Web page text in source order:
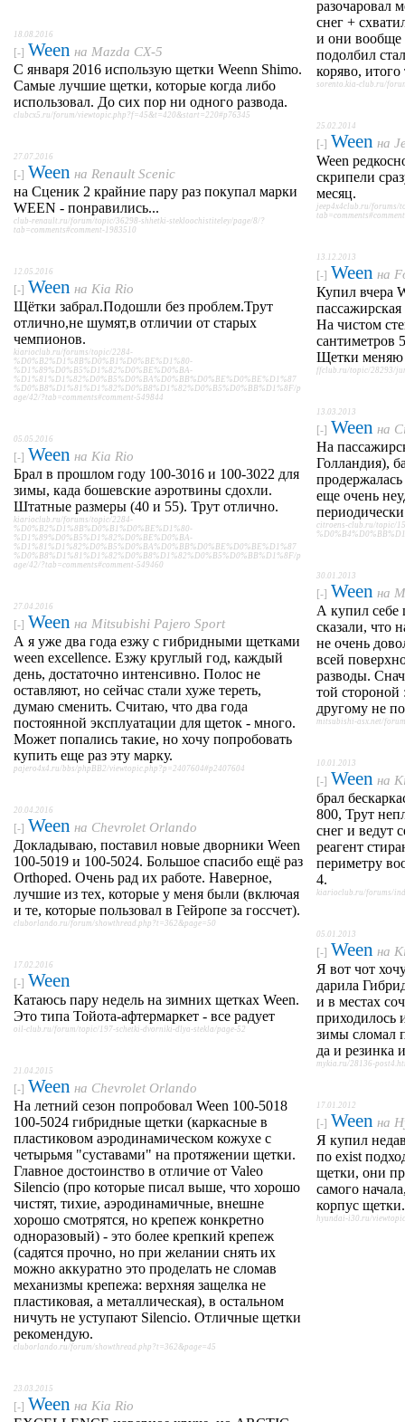
18.08.2016
[-] Ween на Mazda CX-5
С января 2016 использую щетки Weenn Shimo.
Самые лучшие щетки, которые когда либо
использовал. До сих пор ни одного развода.
clubcx5.ru/forum/viewtopic.php?f=45&t=420&start=220#p76345
27.07.2016
[-] Ween на Renault Scenic
на Сценик 2 крайние пару раз покупал марки
WEEN - понравились...
club-renault.ru/forum/topic/36298-shhetki-stekloochistiteley/page/8/?
tab=comments#comment-1983510
12.05.2016
[-] Ween на Kia Rio
Щётки забрал.Подошли без проблем.Трут
отлично,не шумят,в отличии от старых
чемпионов.
kiarioclub.ru/forums/topic/2284-
%D0%B2%D1%8B%D0%B1%D0%BE%D1%80-
%D1%89%D0%B5%D1%82%D0%BE%D0%BA-
%D1%81%D1%82%D0%B5%D0%BA%D0%BB%D0%BE%D0%BE%D1%87
%D0%B8%D1%81%D1%82%D0%B8%D1%82%D0%B5%D0%BB%D1%8F/p
age/42/?tab=comments#comment-549844
05.05.2016
[-] Ween на Kia Rio
Брал в прошлом году 100-3016 и 100-3022 для
зимы, када бошевские аэротвины сдохли.
Штатные размеры (40 и 55). Трут отлично.
kiarioclub.ru/forums/topic/2284-
%D0%B2%D1%8B%D0%B1%D0%BE%D1%80-
%D1%89%D0%B5%D1%82%D0%BE%D0%BA-
%D1%81%D1%82%D0%B5%D0%BA%D0%BB%D0%BE%D0%BE%D1%87
%D0%B8%D1%81%D1%82%D0%B8%D1%82%D0%B5%D0%BB%D1%8F/p
age/42/?tab=comments#comment-549460
27.04.2016
[-] Ween на Mitsubishi Pajero Sport
А я уже два года езжу с гибридными щетками
ween excellence. Езжу круглый год, каждый
день, достаточно интенсивно. Полос не
оставляют, но сейчас стали хуже тереть,
думаю сменить. Считаю, что два года
постоянной эксплуатации для щеток - много.
Может попались такие, но хочу попробовать
купить еще раз эту марку.
pajero4x4.ru/bbs/phpBB2/viewtopic.php?p=2407604#p2407604
20.04.2016
[-] Ween на Chevrolet Orlando
Докладываю, поставил новые дворники Ween
100-5019 и 100-5024. Большое спасибо ещё раз
Orthoped. Очень рад их работе. Наверное,
лучшие из тех, которые у меня были (включая
и те, которые пользовал в Гейропе за госсчет).
cluborlando.ru/forum/showthread.php?t=362&page=50
17.02.2016
[-] Ween
Катаюсь пару недель на зимних щетках Ween.
Это типа Тойота-афтермаркет - все радует
oil-club.ru/forum/topic/197-schetki-dvorniki-dlya-stekla/page-52
21.04.2015
[-] Ween на Chevrolet Orlando
На летний сезон попробовал Ween 100-5018
100-5024 гибридные щетки (каркасные в
пластиковом аэродинамическом кожухе с
четырьмя "суставами" на протяжении щетки.
Главное достоинство в отличие от Valeo
Silencio (про которые писал выше, что хорошо
чистят, тихие, аэродинамичные, внешне
хорошо смотрятся, но крепеж конкретно
одноразовый) - это более крепкий крепеж
(садятся прочно, но при желании снять их
можно аккуратно это проделать не сломав
механизмы крепежа: верхняя защелка не
пластиковая, а металлическая), в остальном
ничуть не уступают Silencio. Отличные щетки
рекомендую.
cluborlando.ru/forum/showthread.php?t=362&page=45
23.03.2015
[-] Ween на Kia Rio
разочаровал
снег +
и они вообще
подолбил
коряво, итого
sorento.kia-club.ru/
25.02.2014
[-] Ween на
Ween
скрипели
месяц.
jeep4x4club.ru/forums/
13.12.2013
[-] Ween на
Купил вчера
На чистом
сантиметров
Щетки меняю
ffclub.ru/topic/28293/
13.03.2013
[-] Ween на
На
Голландия),
еще очень
citroens-club.ru/topic/
30.01.2013
[-] Ween на
А купил себе
сказали, что
не очень
всей
разводы.
той стороной
другому не
mitsubishi-asx.net/
10.01.2013
[-] Ween на
брал
800, Трут
снег и ведут
реагент
периметру
4.
kiarioclub.ru/forums/
05.01.2013
[-] Ween на
Я вот чот
дарила
и в местах
приходилось
зимы сломал
да и резинка
mykia.ru/28136-
17.01.2012
[-] Ween на
Я купил
по exist
щетки, они
самого
корпус щетки.
hyundai-i30.ru/